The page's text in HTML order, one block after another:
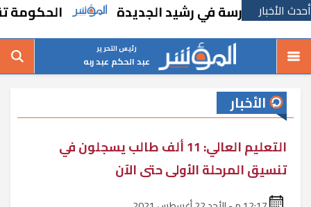
أحدث الأخبار
مدرسة في رشيد الجديدة الحكومة تقر
رئيس التحرير
عبد الحكم عبد ربه
الأخبار
التعليم العالي: 11 ألف طالب يسجلون في
تنسيق المرحلة الأولى حتى الآن